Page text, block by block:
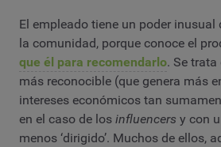
El empleado tiene un poder inusual
la comunidad, porque conoce el
que él para recomendarlo. Se
más reconocible (que genera más
intereses económicos tan
en el caso de los influencers y con
menos ‘dirigido’. Muchos de ellos,